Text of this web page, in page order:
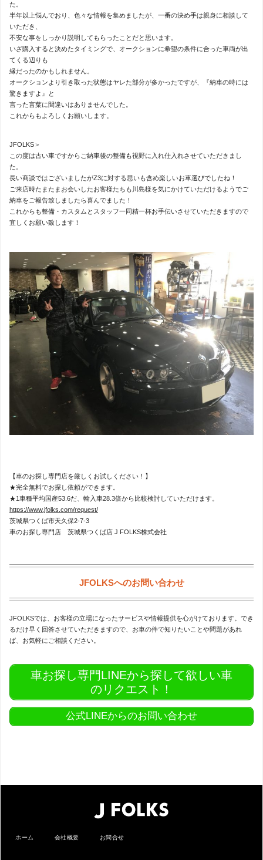
た。
半年以上悩んでおり、色々な情報を集めましたが、一番の決め手は親身に相談して
いただき、
不安な事をしっかり説明してもらったことだと思います。
いざ購入すると決めたタイミングで、オークションに希望の条件に合った車両が出
てくる辺りも
縁だったのかもしれません。
オークションより引き取った状態はヤレた部分が多かったですが、『納車の時には
驚きますよ』と
言った言葉に間違いはありませんでした。
これからもよろしくお願いします。
JFOLKS＞
この度は古い車ですからご納車後の整備も視野に入れ仕入れさせていただきまし
た。
長い商談ではございましたがZ3に対する思いも含め楽しいお車選びでしたね！
ご来店時たまたまお会いしたお客様たちも川島様を気にかけていただけるようでご
納車をご報告致しましたら喜んでました！
これからも整備・カスタムとスタッフ一同精一杯お手伝いさせていただきますので
宜しくお願い致します！
【車のお探し専門店を厳しくお試しください！】
★完全無料でお探し依頼ができます。
★1車種平均国産53.6だ、輸入車28.3倍から比較検討していただけます。
https://www.jfolks.com/request/
茨城県つくば市天久保2-7-3
車のお探し専門店 茨城県つくば店 J FOLKS株式会社
JFOLKSへのお問い合わせ
JFOLKSでは、お客様の立場になったサービスや情報提供を心がけております。でき
るだけ早く回答させていただきますので、お車の件で知りたいことや問題があれ
ば、お気軽にご相談ください。
車お探し専門LINEから探して欲しい車
のリクエスト！
公式LINEからのお問い合わせ
ホーム 会社概要 お問合せ